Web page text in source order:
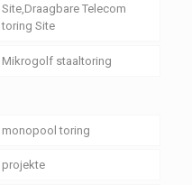
Site,Draagbare Telecom
toring Site
Mikrogolf staaltoring
monopool toring
projekte